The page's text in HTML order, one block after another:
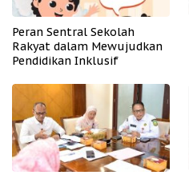
Peran Sentral Sekolah
Rakyat dalam Mewujudkan
Pendidikan Inklusif